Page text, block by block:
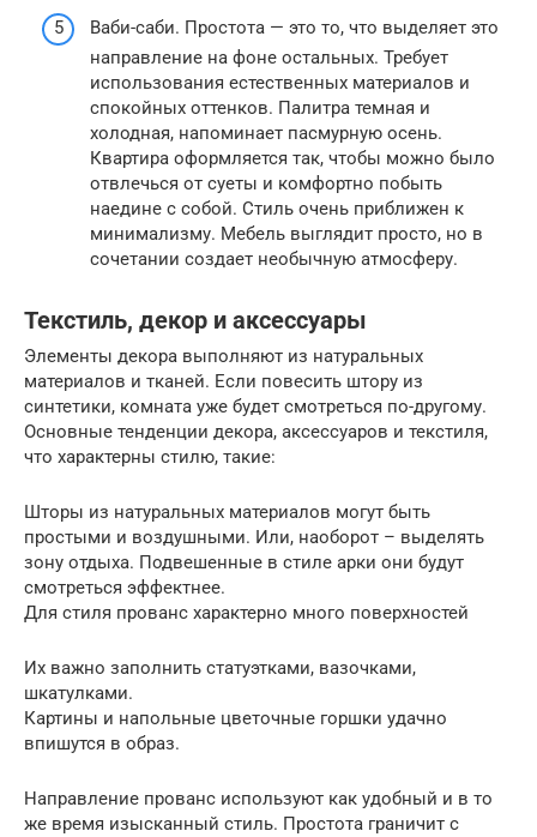
Ваби-саби. Простота — это то, что выделяет это
направление на фоне остальных. Требует
использования естественных материалов и
спокойных оттенков. Палитра темная и
холодная, напоминает пасмурную осень.
Квартира оформляется так, чтобы можно было
отвлечься от суеты и комфортно побыть
наедине с собой. Стиль очень приближен к
минимализму. Мебель выглядит просто, но в
сочетании создает необычную атмосферу.
Текстиль, декор и аксессуары
Элементы декора выполняют из натуральных
материалов и тканей. Если повесить штору из
синтетики, комната уже будет смотреться по-другому.
Основные тенденции декора, аксессуаров и текстиля,
что характерны стилю, такие:
Шторы из натуральных материалов могут быть
простыми и воздушными. Или, наоборот – выделять
зону отдыха. Подвешенные в стиле арки они будут
смотреться эффектнее.
Для стиля прованс характерно много поверхностей
Их важно заполнить статуэтками, вазочками,
шкатулками.
Картины и напольные цветочные горшки удачно
впишутся в образ.
Направление прованс используют как удобный и в то
же время изысканный стиль. Простота граничит с